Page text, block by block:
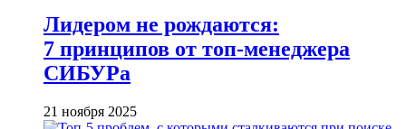
Лидером не рождаются:
7 принципов от топ-менеджера
СИБУРа
21 ноября 2025